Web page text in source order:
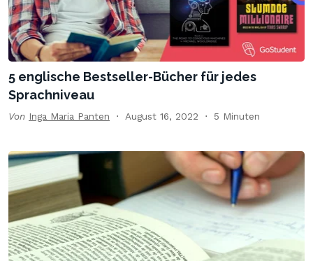
5 englische Bestseller-Bücher für jedes
Sprachniveau
Von Inga Maria Panten August 16, 2022 5 Minuten